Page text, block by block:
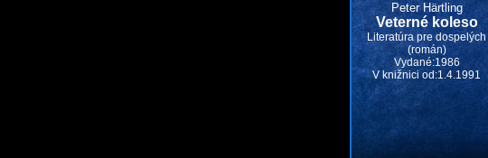
Peter Härtling
Veterné koleso
Literatúra pre dospelých
(román)
Vydané:1986
V knižnici od:1.4.1991